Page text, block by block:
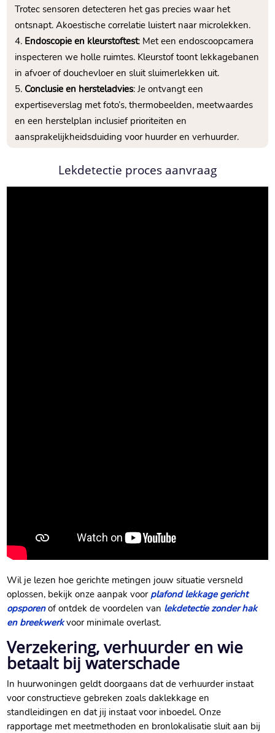
Trotec sensoren detecteren het gas precies waar het
ontsnapt.​ Akoestische correlatie luistert naar microlekken.​
Endoscopie en kleurstoftest: Met een endoscoopcamera
inspecteren we holle ruimtes.​ Kleurstof toont lekkagebanen
in afvoer of douchevloer en sluit sluimerlekken uit.​
Conclusie en hersteladvies: Je ontvangt een
expertiseverslag met foto’s, thermobeelden, meetwaardes
en een herstelplan inclusief prioriteiten en
aansprakelijkheidsduiding voor huurder en verhuurder.​
Lekdetectie proces aanvraag
Wil je lezen hoe gerichte metingen jouw situatie versneld
oplossen, bekijk onze aanpak voor plafond lekkage gericht
opsporenof ontdek de voordelen van lekdetectie zonder hak
en breekwerkvoor minimale overlast.​
Verzekering, verhuurder en wie
betaalt bij waterschade
In huurwoningen geldt doorgaans dat de verhuurder instaat
voor constructieve gebreken zoals daklekkage en
standleidingen en dat jij instaat voor inboedel.​ Onze
rapportage met meetmethoden en bronlokalisatie sluit aan bij